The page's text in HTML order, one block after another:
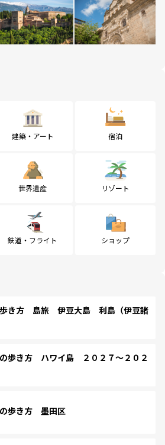
建築・アート 宿泊
世界遺産 リゾート
鉄道・フライト ショップ
き方 島旅 伊豆大島 利島（伊豆諸
歩き方 ハワイ島 ２０２７～２０２
歩き方 墨田区